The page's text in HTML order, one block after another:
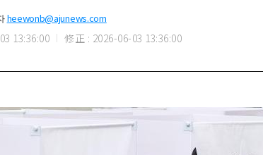
heewonb@ajunews.com
13:36:00 修正 : 2026-06-03 13:36:00